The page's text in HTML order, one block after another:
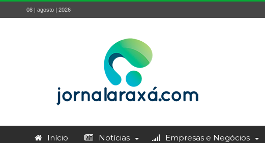
08 | agosto | 2026
Início Notícias Empresas e Negócios